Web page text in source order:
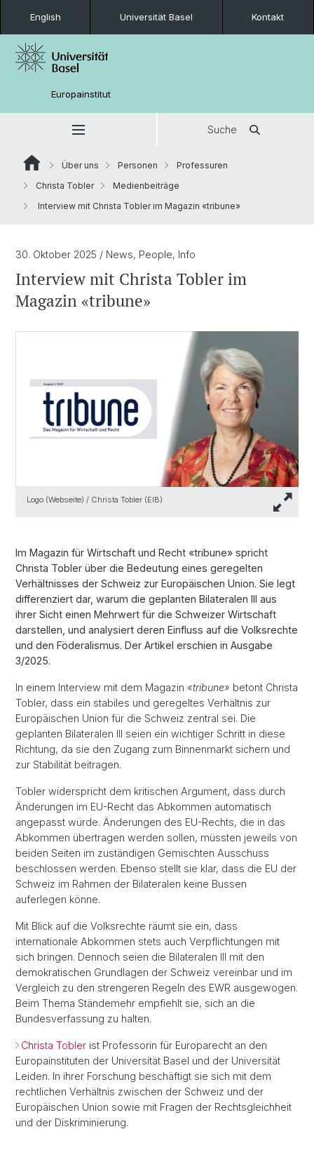
English Universität Basel Kontakt
Europainstitut
Suche
Über uns Personen
Professuren
Christa Tobler
Medienbeiträge
Interview mit Christa Tobler im Magazin «tribune»
30. Oktober 2025 / News, People, Info
Interview mit Christa Tobler im
Magazin «tribune»
Logo (Webseite) / Christa Tobler (EIB)
Im Magazin für Wirtschaft und Recht «tribune» spricht
Christa Tobler über die Bedeutung eines geregelten
Verhältnisses der Schweiz zur Europäischen Union. Sie legt
differenziert dar, warum die geplanten Bilateralen III aus
ihrer Sicht einen Mehrwert für die Schweizer Wirtschaft
darstellen, und analysiert deren Einfluss auf die Volksrechte
und den Föderalismus. Der Artikel erschien in Ausgabe
3/2025.
In einem Interview mit dem Magazin «tribune» betont Christa
Tobler, dass ein stabiles und geregeltes Verhältnis zur
Europäischen Union für die Schweiz zentral sei. Die
geplanten Bilateralen III seien ein wichtiger Schritt in diese
Richtung, da sie den Zugang zum Binnenmarkt sichern und
zur Stabilität beitragen.
Tobler widerspricht dem kritischen Argument, dass durch
Änderungen im EU-Recht das Abkommen automatisch
angepasst würde. Änderungen des EU-Rechts, die in das
Abkommen übertragen werden sollen, müssten jeweils von
beiden Seiten im zuständigen Gemischten Ausschuss
beschlossen werden. Ebenso stellt sie klar, dass die EU der
Schweiz im Rahmen der Bilateralen keine Bussen
auferlegen könne.
Mit Blick auf die Volksrechte räumt sie ein, dass
internationale Abkommen stets auch Verpflichtungen mit
sich bringen. Dennoch seien die Bilateralen III mit den
demokratischen Grundlagen der Schweiz vereinbar und im
Vergleich zu den strengeren Regeln des EWR ausgewogen.
Beim Thema Ständemehr empfiehlt sie, sich an die
Bundesverfassung zu halten.
Christa Tobler ist Professorin für Europarecht an den
Europainstituten der Universität Basel und der Universität
Leiden. In ihrer Forschung beschäftigt sie sich mit dem
rechtlichen Verhältnis zwischen der Schweiz und der
Europäischen Union sowie mit Fragen der Rechtsgleichheit
und der Diskriminierung.